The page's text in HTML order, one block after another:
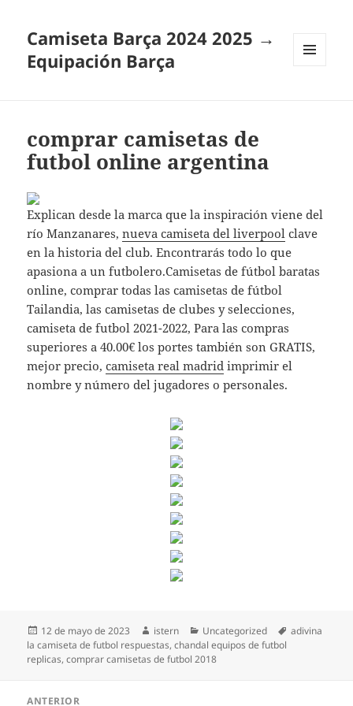
Camiseta Barça 2024 2025 →
Equipación Barça
comprar camisetas de
futbol online argentina
Explican desde la marca que la inspiración viene del
río Manzanares,nueva camiseta del liverpool clave
en la historia del club. Encontrarás todo lo que
apasiona a un futbolero.Camisetas de fútbol baratas
online, comprar todas las camisetas de fútbol
Tailandia, las camisetas de clubes y selecciones,
camiseta de futbol 2021-2022, Para las compras
superiores a 40.00€ los portes también son GRATIS,
mejor precio,camiseta real madrid imprimir el
nombre y número del jugadores o personales.
Publicado
el
12 de mayo de 2023 Autor
istern Categorías
Uncategorized Etiquetas
adivina
la camiseta de futbol respuestas,chandal equipos de futbol
replicas,comprar camisetas de futbol 2018
ANTERIOR